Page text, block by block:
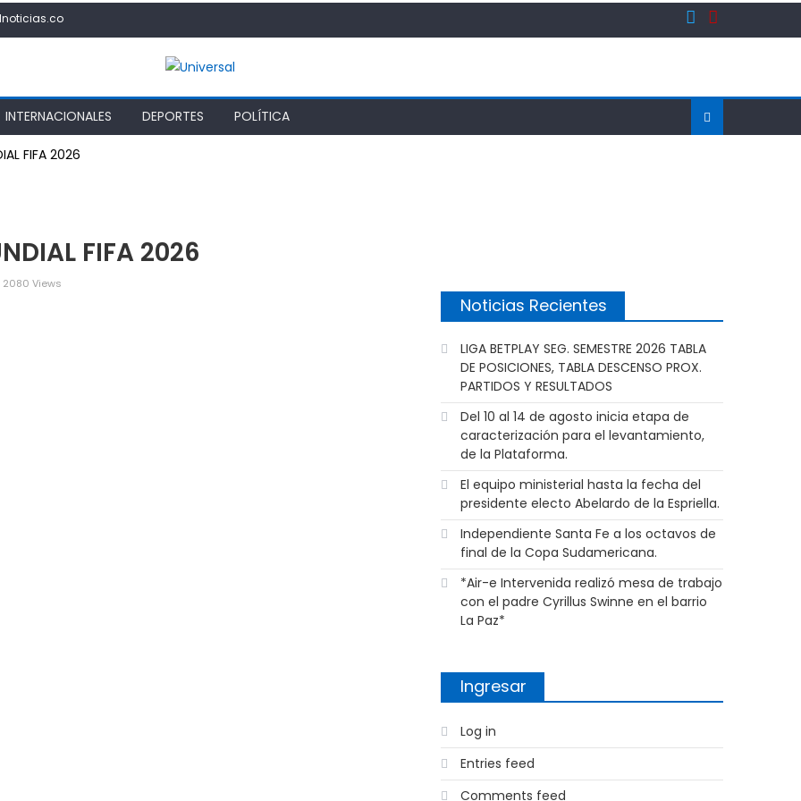
INTERNACIONALES DEPORTES POLÍTICA
FIFA 2026
FIFA 2026
2080 Views
Noticias Recientes
LIGA BETPLAY SEG. SEMESTRE 2026 TABLA
DE POSICIONES, TABLA DESCENSO PROX.
PARTIDOS Y RESULTADOS
Del 10 al 14 de agosto inicia etapa de
caracterización para el levantamiento,
de la Plataforma.
El equipo ministerial hasta la fecha del
presidente electo Abelardo de la Espriella.
Independiente Santa Fe a los octavos de
final de la Copa Sudamericana.
*Air-e Intervenida realizó mesa de trabajo
con el padre Cyrillus Swinne en el barrio
La Paz*
Ingresar
Log in
Entries feed
Comments feed